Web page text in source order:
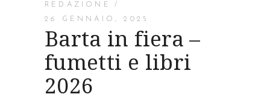
REDAZIONE
26 GENNAIO, 2025
Barta in fiera –
fumetti e libri
2026